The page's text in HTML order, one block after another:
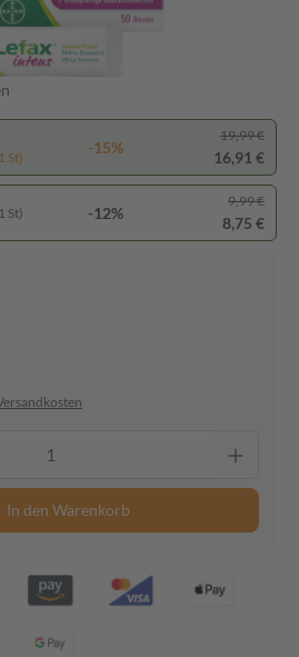
St)
-15%
19,99 €
16,91 €
St) -12%
9,99 €
8,75 €
In den Warenkorb